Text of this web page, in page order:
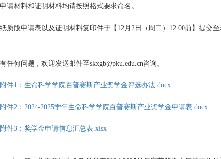
申请材料和证明材料均请按照格式要求命名。
纸质版申请表以及证明材料复印件于【12月2日（周二）12:00前】提交
有任何问题，欢迎发送邮件至skxgb@pku.edu.cn咨询。
附件1：生命科学学院百普赛斯产业奖学金评选办法.docx
附件2：2024-2025学年生命科学学院百普赛斯产业奖学金申请表.docx
附件3：奖学金申请信息汇总表.xlsx